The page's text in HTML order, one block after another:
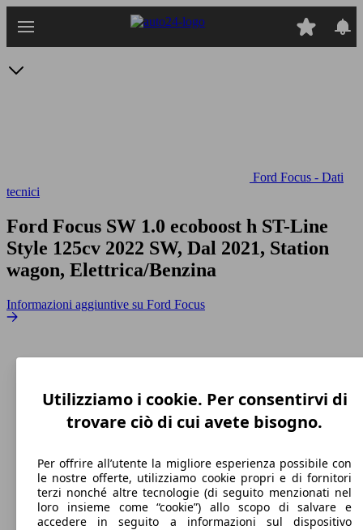
Ford Focus - Dati
tecnici
Ford Focus SW 1.0 ecoboost h ST-Line
Style 125cv 2022 SW, Dal 2021, Station
wagon, Elettrica/Benzina
Informazioni aggiuntive su Ford Focus
198 km/h
Utilizziamo i cookie. Per consentirvi di
trovare ciò di cui avete bisogno.
Per offrire all’utente la migliore esperienza possibile con
le nostre offerte, utilizziamo cookie propri e di fornitori
terzi nonché altre tecnologie (di seguito menzionati nel
loro insieme come “cookie”) allo scopo di salvare e
accedere in seguito a informazioni sul dispositivo